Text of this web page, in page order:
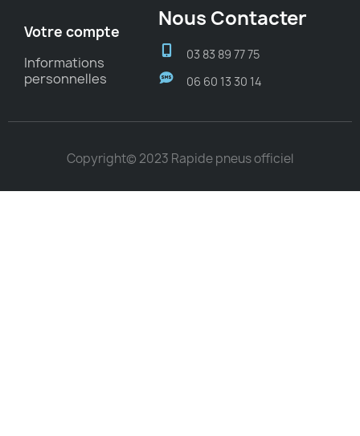
Votre compte
Informations
personnelles
Nous Contacter
03 83 89 77 75
06 60 13 30 14
Copyright© 2023 Rapide pneus officiel